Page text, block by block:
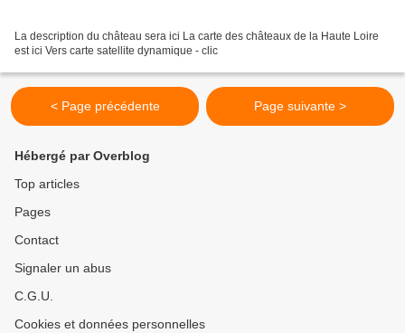
La description du château sera ici La carte des châteaux de la Haute Loire
est ici Vers carte satellite dynamique - clic
< Page précédente Page suivante >
Hébergé par Overblog
Top articles
Pages
Contact
Signaler un abus
C.G.U.
Cookies et données personnelles